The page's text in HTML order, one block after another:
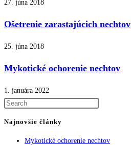
27. júna 2018
Ošetrenie zarastajúcich nechtov
25. júna 2018
Mykotické ochorenie nechtov
1. januára 2022
Najnovšie články
Mykotické ochorenie nechtov